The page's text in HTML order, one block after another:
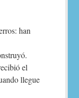
han
el
llegue